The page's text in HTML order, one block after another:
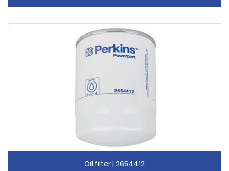
Oil filter | 2654412